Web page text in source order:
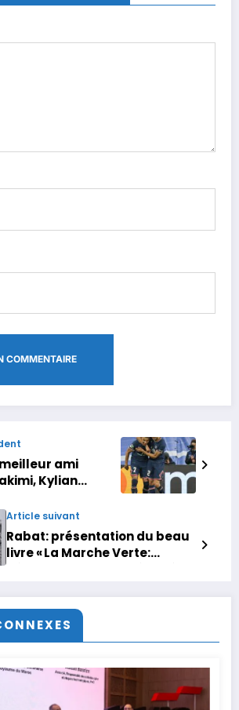
meilleur ami
Kylian
Article suivant
Rabat: présentation du beau
livre « La Marche Verte: